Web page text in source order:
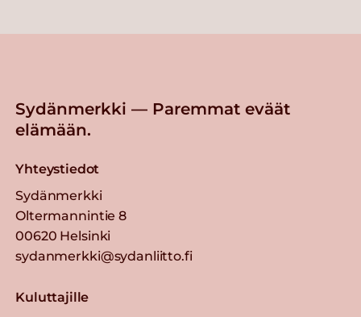
Sydänmerkki — Paremmat eväät
elämään.
Yhteystiedot
Sydänmerkki
Oltermannintie 8
00620 Helsinki
sydanmerkki@sydanliitto.fi
Kuluttajille